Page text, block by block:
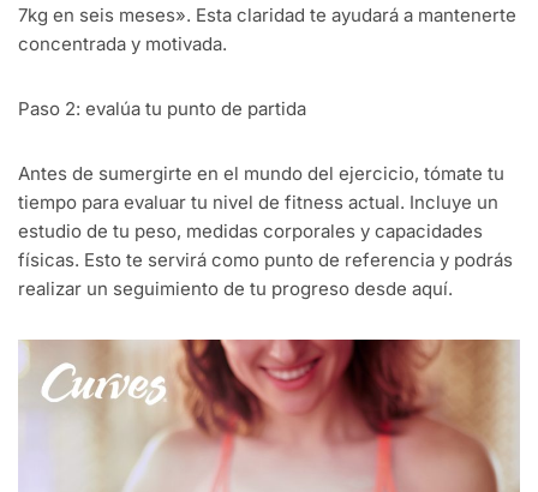
7kg en seis meses». Esta claridad te ayudará a mantenerte
concentrada y motivada.
Paso 2: evalúa tu punto de partida
Antes de sumergirte en el mundo del ejercicio, tómate tu
tiempo para evaluar tu nivel de fitness actual. Incluye un
estudio de tu peso, medidas corporales y capacidades
físicas. Esto te servirá como punto de referencia y podrás
realizar un seguimiento de tu progreso desde aquí.